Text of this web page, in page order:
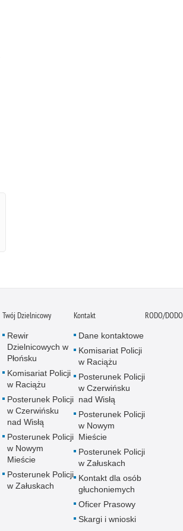
Twój Dzielnicowy
Rewir
Dzielnicowych w
Płońsku
Komisariat Policji
w Raciążu
Posterunek Policji
w Czerwińsku
nad Wisłą
Posterunek Policji
w Nowym
Mieście
Posterunek Policji
w Załuskach
Kontakt
Dane kontaktowe
Komisariat Policji
w Raciążu
Posterunek Policji
w Czerwińsku
nad Wisłą
Posterunek Policji
w Nowym
Mieście
Posterunek Policji
w Załuskach
Kontakt dla osób
głuchoniemych
Oficer Prasowy
Skargi i wnioski
RODO/DODO